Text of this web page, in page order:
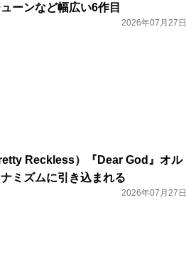
ーンなど幅広い6作目
2026年07月27日
Reckless）『Dear God』オル
ミズムに引き込まれる
2026年07月27日